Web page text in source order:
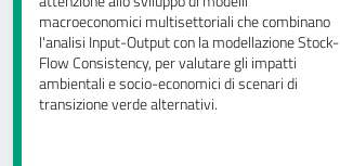
macroeconomici multisettoriali che combinano
l'analisi Input-Output con la modellazione Stock-
Flow Consistency, per valutare gli impatti
ambientali e socio-economici di scenari di
transizione verde alternativi.